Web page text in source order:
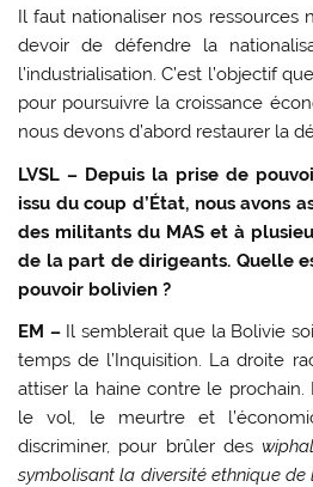
Il faut nationaliser nos ressources
devoir de défendre la
l’industrialisation. C’est l’objectif
pour poursuivre la croissance
nous devons d’abord restaurer la
LVSL – Depuis la prise de
issu du coup d’État, nous avons
des militants du MAS et à
de la part de dirigeants. Quelle
pouvoir bolivien ?
EM – Il semblerait que la Bolivie
temps de l’Inquisition. La droite
attiser la haine contre le prochain.
le vol, le meurtre et
discriminer, pour brûler des
symbolisant la diversité ethnique